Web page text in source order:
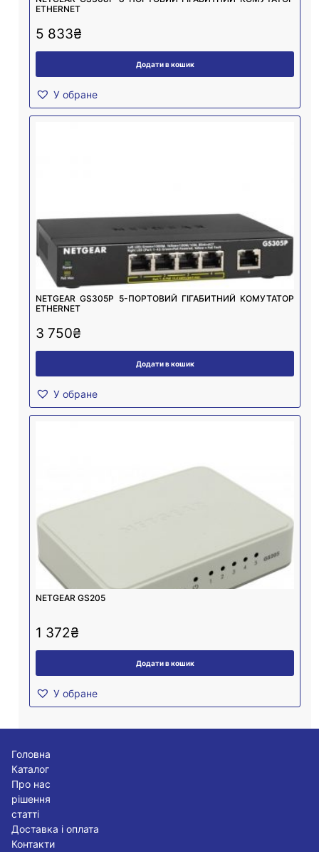
ETHERNET
5 833₴
Додати в кошик
У обране
NETGEAR GS305P 5-ПОРТОВИЙ ГІГАБИТНИЙ КОМУТАТОР
ETHERNET
3 750₴
Додати в кошик
У обране
NETGEAR GS205
1 372₴
Додати в кошик
У обране
Головна
Каталог
Про нас
рішення
статті
Доставка і оплата
Контакти